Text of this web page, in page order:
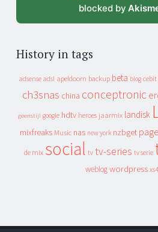
blocked by
History in tags
adsense adsl apeldoorn backup beta blog cebit
ch3snas china conceptronic
geenstijl google hdtv heroes jaarmix landisk
mixfreaks Music nas new york nzbget
de mix social tv tv-series tv serie
weblog wordpress